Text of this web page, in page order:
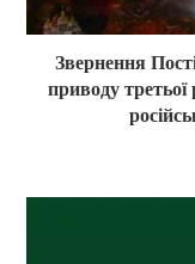
Звернення
приводу